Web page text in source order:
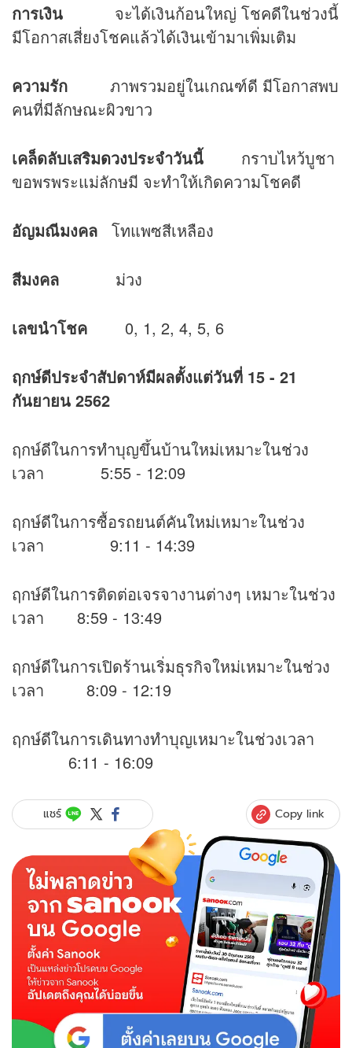
การเงิน จะได้เงินก้อนใหญ่ โชคดีในช่วงนี้
มีโอกาสเสี่ยงโชคแล้วได้เงินเข้ามาเพิ่มเติม
ความรัก ภาพรวมอยู่ในเกณฑ์ดี มีโอกาสพบ
คนที่มีลักษณะผิวขาว
เคล็ดลับเสริมดวงประจำวันนี้ กราบไหว้บูชา
ขอพรพระแม่ลักษมี จะทำให้เกิดความโชคดี
อัญมณีมงคล โทแพซสีเหลือง
สีมงคล ม่วง
เลขนำโชค 0, 1, 2, 4, 5, 6
ฤกษ์ดีประจำสัปดาห์มีผลตั้งแต่วันที่ 15 - 21
กันยายน 2562
ฤกษ์ดีในการทำบุญขึ้นบ้านใหม่เหมาะในช่วง
เวลา 5:55 - 12:09
ฤกษ์ดีในการซื้อรถยนต์คันใหม่เหมาะในช่วง
เวลา 9:11 - 14:39
ฤกษ์ดีในการติดต่อเจรจางานต่างๆ เหมาะในช่วง
เวลา 8:59 - 13:49
ฤกษ์ดีในการเปิดร้านเริ่มธุรกิจใหม่เหมาะในช่วง
เวลา 8:09 - 12:19
ฤกษ์ดีในการเดินทางทำบุญเหมาะในช่วงเวลา
6:11 - 16:09
แชร์ Copy link